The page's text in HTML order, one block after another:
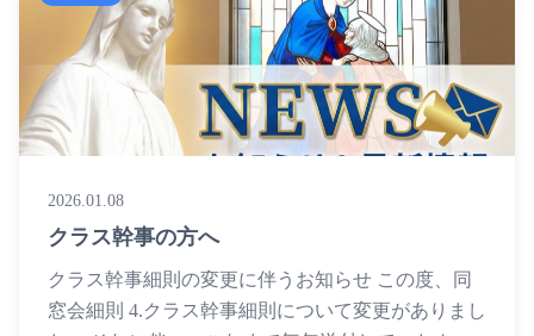
2026.01.08
クラス幹事の方へ
クラス幹事細則の変更に伴うお知らせ この度、同
窓会細則 4.クラス幹事細則について変更がありまし